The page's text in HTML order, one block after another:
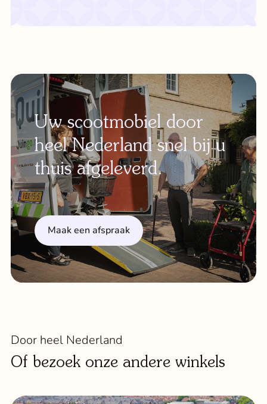
Uw scootmobiel door
heel Nederland snel bij u
thuis afgeleverd.
Maak een afspraak
Door heel Nederland
Of bezoek onze andere winkels